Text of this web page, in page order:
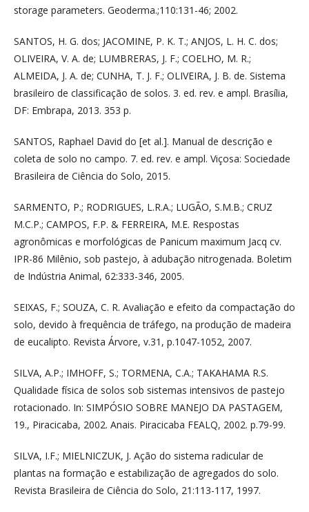
storage parameters. Geoderma.;110:131-46; 2002.
SANTOS, H. G. dos; JACOMINE, P. K. T.; ANJOS, L. H. C. dos;
OLIVEIRA, V. A. de; LUMBRERAS, J. F.; COELHO, M. R.;
ALMEIDA, J. A. de; CUNHA, T. J. F.; OLIVEIRA, J. B. de. Sistema
brasileiro de classificação de solos. 3. ed. rev. e ampl. Brasília,
DF: Embrapa, 2013. 353 p.
SANTOS, Raphael David do [et al.]. Manual de descrição e
coleta de solo no campo. 7. ed. rev. e ampl. Viçosa: Sociedade
Brasileira de Ciência do Solo, 2015.
SARMENTO, P.; RODRIGUES, L.R.A.; LUGÃO, S.M.B.; CRUZ
M.C.P.; CAMPOS, F.P. & FERREIRA, M.E. Respostas
agronômicas e morfológicas de Panicum maximum Jacq cv.
IPR-86 Milênio, sob pastejo, à adubação nitrogenada. Boletim
de Indústria Animal, 62:333-346, 2005.
SEIXAS, F.; SOUZA, C. R. Avaliação e efeito da compactação do
solo, devido à frequência de tráfego, na produção de madeira
de eucalipto. Revista Árvore, v.31, p.1047-1052, 2007.
SILVA, A.P.; IMHOFF, S.; TORMENA, C.A.; TAKAHAMA R.S.
Qualidade física de solos sob sistemas intensivos de pastejo
rotacionado. In: SIMPÓSIO SOBRE MANEJO DA PASTAGEM,
19., Piracicaba, 2002. Anais. Piracicaba FEALQ, 2002. p.79-99.
SILVA, I.F.; MIELNICZUK, J. Ação do sistema radicular de
plantas na formação e estabilização de agregados do solo.
Revista Brasileira de Ciência do Solo, 21:113-117, 1997.